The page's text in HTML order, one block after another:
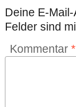
Deine E-
Felder sind
Kommentar *